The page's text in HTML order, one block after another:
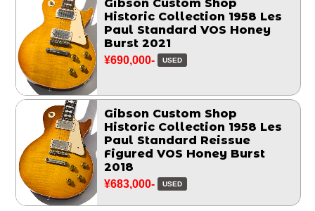
Gibson Custom Shop
Historic Collection 1958 Les
Paul Standard VOS Honey
Burst 2021
¥690,000- USED
Gibson Custom Shop
Historic Collection 1958 Les
Paul Standard Reissue
Figured VOS Honey Burst
2018
¥683,000- USED